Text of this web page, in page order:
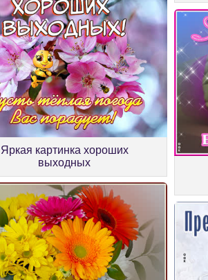
Яркая картинка хороших
выходных